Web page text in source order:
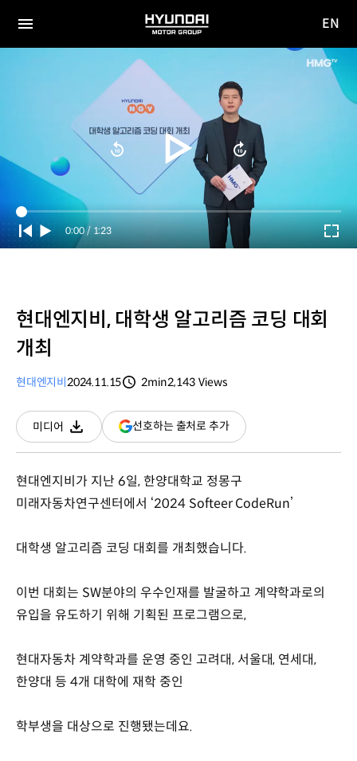
전체
HYUNDAI
MOTOR
GROUP
사이
이동
EN
Current
Time
0:00 / Duration
1:23
현대엔지비, 대학생 알고리즘 코딩 대회
개최
현대엔지비2024.11.15
2min2,143 Views
미디어
다운로드
선호하는 출처로 추가(새
창
현대엔지비가 지난 6일, 한양대학교 정몽구
미래자동차연구센터에서 ‘2024 Softeer CodeRun’
대학생 알고리즘 코딩 대회를 개최했습니다.
이번 대회는 SW분야의 우수인재를 발굴하고 계약학과로의
유입을 유도하기 위해 기획된 프로그램으로,
현대자동차 계약학과를 운영 중인 고려대, 서울대, 연세대,
한양대 등 4개 대학에 재학 중인
학부생을 대상으로 진행됐는데요.